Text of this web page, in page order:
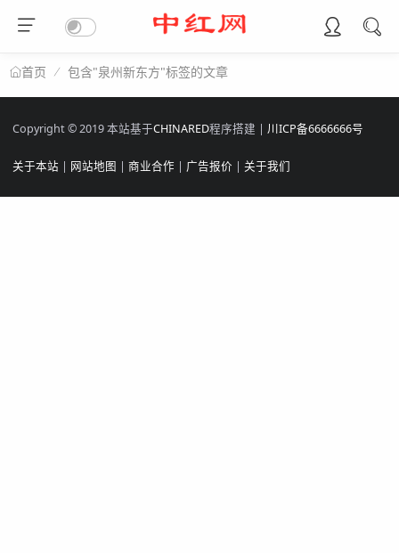
首页 包含"泉州新东方"标签的文章
Copyright © 2019 本站基于CHINARED程序搭建 | 川ICP备6666666号
关于本站 | 网站地图 | 商业合作 | 广告报价 | 关于我们